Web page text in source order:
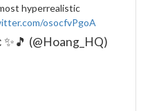
hyperrealistic
osocfvPgoA
(@Hoang_HQ)